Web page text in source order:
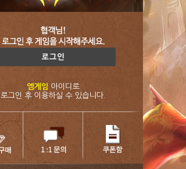
엠게임 아이디로
로그인 후 이용하실 수 있습니다.